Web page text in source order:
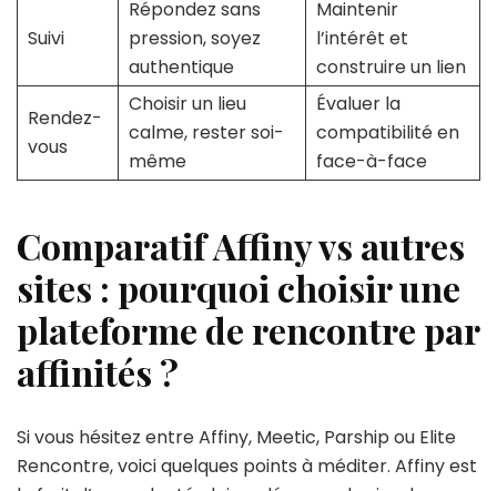
Suivi
Répondez sans
pression, soyez
authentique
Maintenir
l’intérêt et
construire un lien
Rendez-
vous
Choisir un lieu
calme, rester soi-
même
Évaluer la
compatibilité en
face-à-face
Comparatif Affiny vs autres
sites : pourquoi choisir une
plateforme de rencontre par
affinités ?
Si vous hésitez entre Affiny, Meetic, Parship ou Elite
Rencontre, voici quelques points à méditer. Affiny est